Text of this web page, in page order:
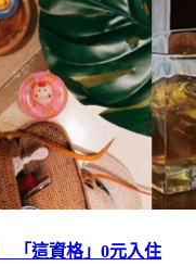
「這資格」0元入住